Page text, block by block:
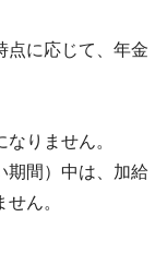
点に応じて、年金
りません。
期間）中は、加給
ん。